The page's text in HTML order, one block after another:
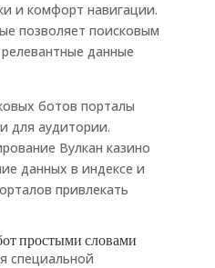
и комфорт навигации.
позволяет поисковым
данные
ботов порталы
для аудитории.
Вулкан казино
данных в индексе и
привлекать
простыми словами
специальной